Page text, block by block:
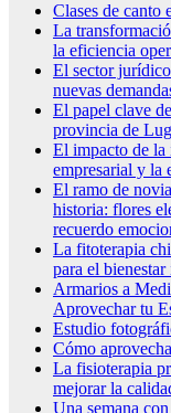
Clases de canto
La
la eficiencia
El sector
nuevas
El papel clave
provincia de
El impacto de la
empresarial y la
El ramo de
historia: flores
recuerdo
La fitoterapia
para el bienestar
Armarios a
Aprovechar tu
Estudio
Cómo
La fisioterapia
mejorar la
Una semana